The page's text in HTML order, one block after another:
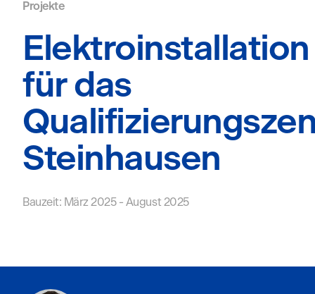
Projekte
Elektroinstallation
für das
Steinhausen
Bauzeit: März 2025 - August 2025